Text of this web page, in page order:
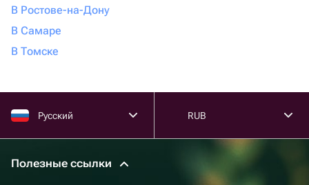
В Ростове-на-Дону
В Самаре
В Томске
Русский RUB
Полезные ссылки